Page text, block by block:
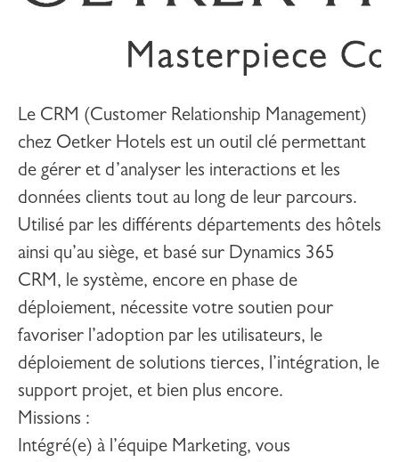
Le CRM (Customer Relationship Management)
chez Oetker Hotels est un outil clé permettant
de gérer et d’analyser les interactions et les
données clients tout au long de leur parcours.
Utilisé par les différents départements des hôtels
ainsi qu’au siège, et basé sur Dynamics 365
CRM, le système, encore en phase de
déploiement, nécessite votre soutien pour
favoriser l’adoption par les utilisateurs, le
déploiement de solutions tierces, l’intégration, le
support projet, et bien plus encore.
Missions :
Intégré(e) à l’équipe Marketing, vous